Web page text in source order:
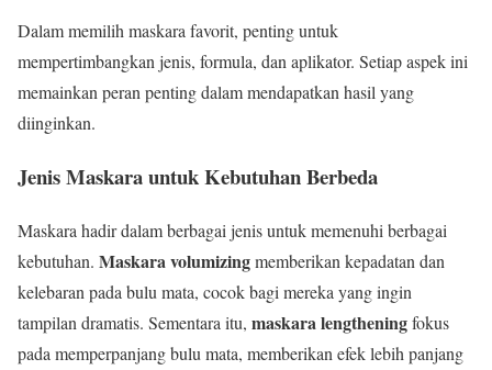
Dalam memilih maskara favorit, penting untuk
mempertimbangkan jenis, formula, dan aplikator. Setiap aspek ini
memainkan peran penting dalam mendapatkan hasil yang
diinginkan.
Jenis Maskara untuk Kebutuhan Berbeda
Maskara hadir dalam berbagai jenis untuk memenuhi berbagai
kebutuhan. Maskara volumizingmemberikan kepadatan dan
kelebaran pada bulu mata, cocok bagi mereka yang ingin
tampilan dramatis. Sementara itu, maskara lengtheningfokus
pada memperpanjang bulu mata, memberikan efek lebih panjang